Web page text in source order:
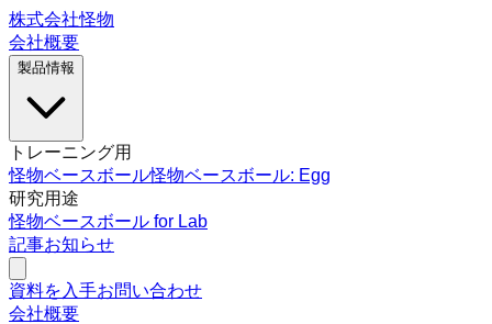
株式会社怪物
会社概要
製品情報
トレーニング用
怪物ベースボール怪物ベースボール: Egg
研究用途
怪物ベースボール for Lab
記事お知らせ
資料を入手お問い合わせ
会社概要